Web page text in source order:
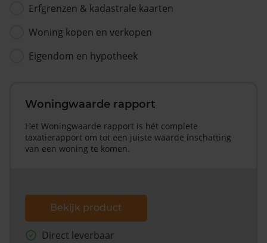
Erfgrenzen & kadastrale kaarten
Woning kopen en verkopen
Eigendom en hypotheek
Woningwaarde rapport
Het Woningwaarde rapport is hét complete
taxatierapport om tot een juiste waarde inschatting
van een woning te komen.
Bekijk product
Direct leverbaar